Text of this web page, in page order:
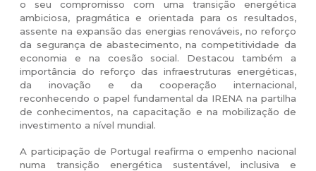
o seu compromisso com uma transição energética
ambiciosa, pragmática e orientada para os resultados,
assente na expansão das energias renováveis, no reforço
da segurança de abastecimento, na competitividade da
economia e na coesão social. Destacou também a
importância do reforço das infraestruturas energéticas,
da inovação e da cooperação internacional,
reconhecendo o papel fundamental da IRENA na partilha
de conhecimentos, na capacitação e na mobilização de
investimento a nível mundial.
A participação de Portugal reafirma o empenho nacional
numa transição energética sustentável, inclusiva e